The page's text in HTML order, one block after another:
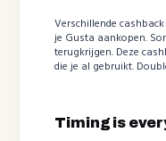
Verschillende
je Gusta aankopen.
terugkrijgen. Deze
die je al gebruikt.
Timing is